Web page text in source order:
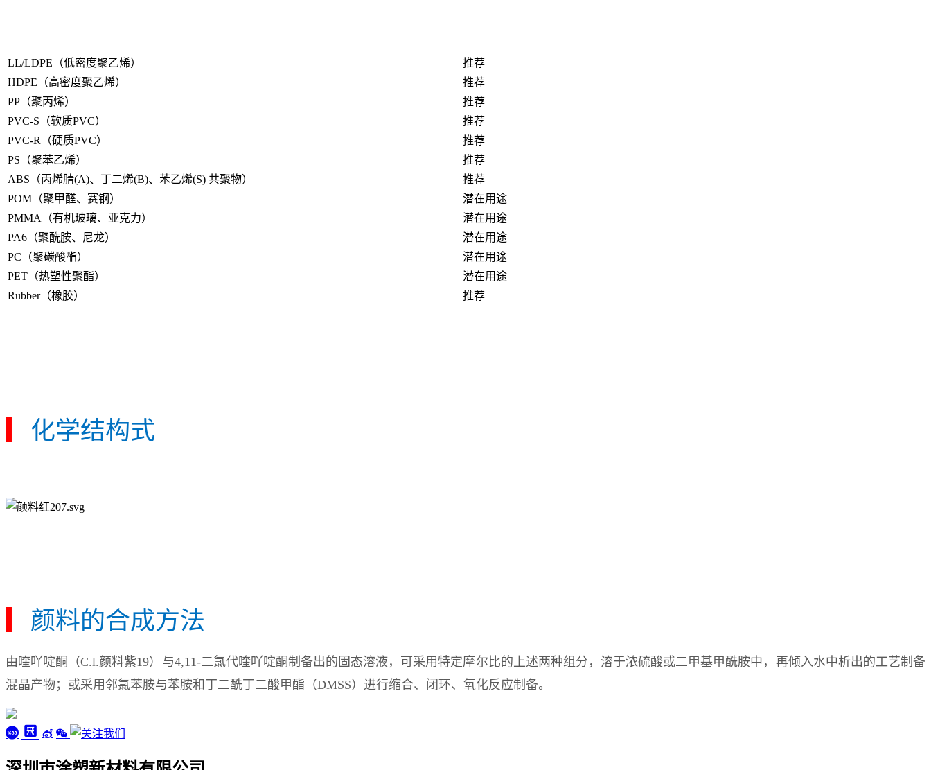
LL/LDPE（低密度聚乙烯）
推荐
HDPE（高密度聚乙烯）
推荐
PP（聚丙烯）
推荐
PVC-S（软质PVC）
推荐
PVC-R（硬质PVC）
推荐
PS（聚苯乙烯）
推荐
ABS（丙烯腈(A)、丁二烯(B)、苯乙烯(S) 共聚物）
推荐
POM（聚甲醛、赛钢）
潜在用途
PMMA（有机玻璃、亚克力）
潜在用途
PA6（聚酰胺、尼龙）
潜在用途
PC（聚碳酸酯）
潜在用途
PET（热塑性聚酯）
潜在用途
Rubber（橡胶）
推荐
化学结构式
颜料的合成方法
由喹吖啶酮（C.l.颜料紫19）与4,11-二氯代喹吖啶酮制备出的固态溶液，可采用特定摩尔比的上述两种组分，溶于浓硫酸或二甲基甲酰胺中，再倾入水中析出的工艺制备
混晶产物；或采用邻氯苯胺与苯胺和丁二酰丁二酸甲酯（DMSS）进行缩合、闭环、氧化反应制备。